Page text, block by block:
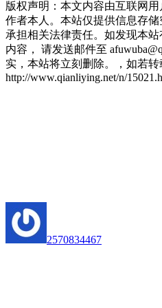
版权声明：本文内容由互联网
作者本人。本站仅提供信息存
承担相关法律责任。如发现本
内容， 请发送邮件至
实，本站将立刻删除。，如若转
http://www.qianliying.net/n/
2570834467